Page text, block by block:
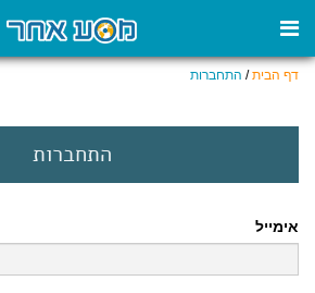
דף הבית/ התחברות
התחברות
אימייל